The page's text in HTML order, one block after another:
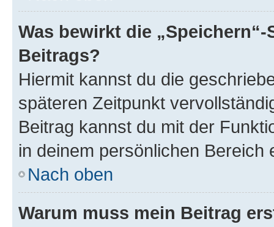
Was bewirkt die
Beitrags?
Hiermit kannst du die
späteren Zeitpunkt
Beitrag kannst du mit der
in deinem persönlichen Bereich
Nach oben
Warum muss mein Beitrag